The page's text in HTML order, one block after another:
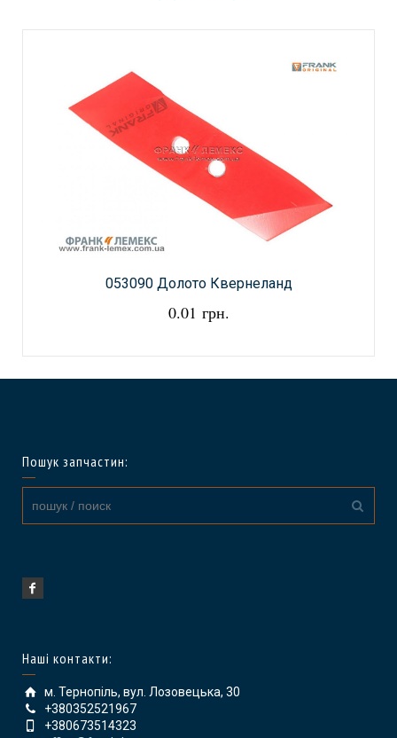
053090 Долото Квернеланд
0.01 грн.
Пошук запчастин:
Наші контакти:
м. Тернопіль, вул. Лозовецька, 30
+380352521967
+380673514323